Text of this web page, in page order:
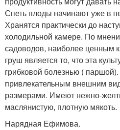
Спеть плоды начинают уже в
Хранятся практически до
холодильной камере. По
садоводов, наиболее ценным
груш является то, что эта
грибковой болезнью (
привлекательным внешним
размерами. Имеют нежно-
маслянистую, плотную мякоть.
Нарядная Ефимова.